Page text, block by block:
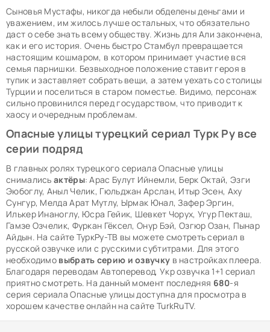
Сыновья Мустафы, никогда небыли обделены деньгами и
уважением, им жилось лучше остальных, что обязательно
даст о себе знать всему обществу. Жизнь для Али закончена,
как и его история. Очень быстро Стамбул превращается
настоящим кошмаром, в котором принимает участие вся
семья парнишки. Безвыходное положение ставит героя в
тупик и заставляет собрать вещи, а затем уехать со столицы
Турции и поселиться в старом поместье. Видимо, персонаж
сильно провинился перед государством, что приводит к
хаосу и очередным проблемам.
Опасные улицы турецкий сериал Турк Ру все
серии подряд
В главных ролях турецкого сериала Опасные улицы
снималисьактёры: Арас Булут Ийнемли, Берк Октай, Эзги
Эюбоглу, Аныл Челик, Гюльджан Арслан, Итыр Эсен, Аху
Сунгур, Мелда Арат Мутлу, Ырмак Юнал, Зафер Эргин,
Илькер Инаноглу, Юсра Гейик, Шевкет Чорух, Угур Пекташ,
Гамзе Озчелик, Фуркан Гёксел, Онур Бэй, Озгюр Озан, Пынар
Айдын. На сайте ТуркРу-ТВ вы можете смотреть сериал в
русской озвучке или с русскими субтитрами. Для этого
необходимо выбрать серию и озвучку в настройках плеера.
Благодаря переводам Автоперевод, Укр озвучка 1+1 сериал
приятно смотреть. На данный момент последняя 680-я
серия сериала Опасные улицы доступна для просмотра в
хорошем качестве онлайн на сайте TurkRuTV.